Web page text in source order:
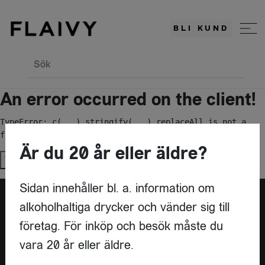
BLI KUND
Sök
An error occurred on the client!
TypeError: c(...).stringify(...).replaceAll is not a
function
Try again
Är du leverantör?
Är du 20 år eller äldre?
Sidan innehåller bl. a. information om
alkoholhaltiga drycker och vänder sig till
företag. För inköp och besök måste du
vara 20 år eller äldre.